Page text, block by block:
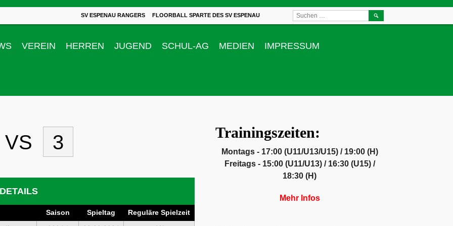
SV ESPENAU RANGERS FLOORBALL SPARTE DES SV ESPENAU
VEREIN HERREN JUGEND SCHUL-AG MEDIEN IMPRESSUM
SUCHEN
VS 3
DETAILS
Saison Spieltag
Reguläre Spielzeit
Trainingszeiten:
Montags - 17:00 (U11/U13/U15) / 19:00 (H)
Freitags - 15:00 (U11/U13) / 16:30 (U15) /
18:30 (H)
Mehr Infos